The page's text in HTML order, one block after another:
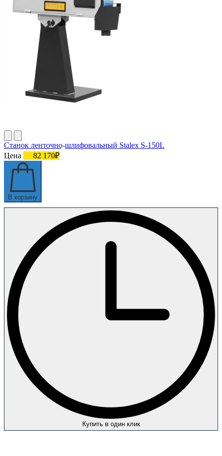
Станок ленточно-шлифовальный Stalex S-150L
Цена
82 170₽
В корзину
Купить в один клик